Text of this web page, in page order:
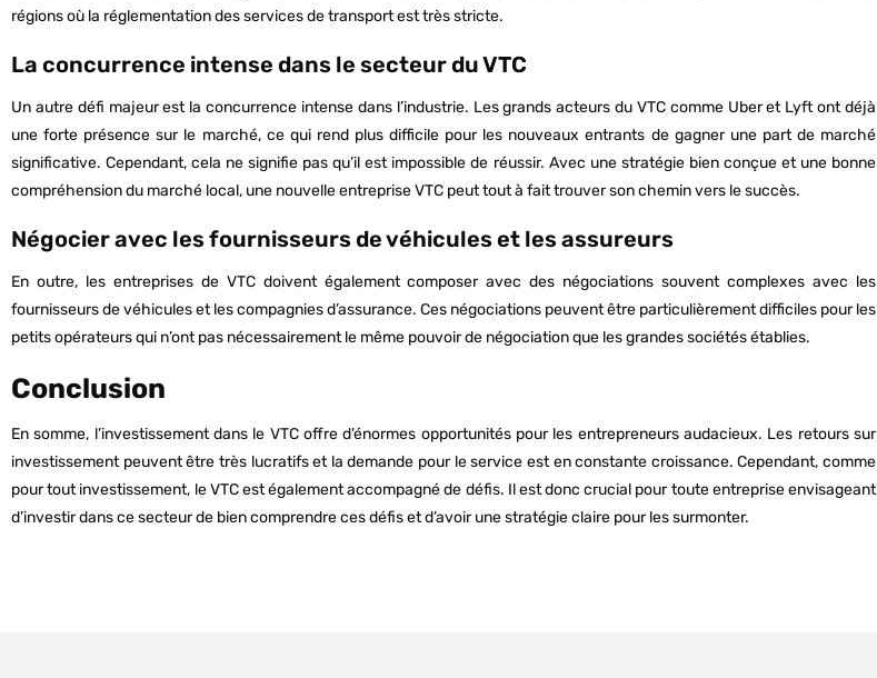
régions où la réglementation des services de transport est très stricte.
La concurrence intense dans le secteur du VTC
Un autre défi majeur est la concurrence intense dans l’industrie. Les grands acteurs du VTC comme Uber et Lyft ont déjà
une forte présence sur le marché, ce qui rend plus difficile pour les nouveaux entrants de gagner une part de marché
significative. Cependant, cela ne signifie pas qu’il est impossible de réussir. Avec une stratégie bien conçue et une bonne
compréhension du marché local, une nouvelle entreprise VTC peut tout à fait trouver son chemin vers le succès.
Négocier avec les fournisseurs de véhicules et les assureurs
En outre, les entreprises de VTC doivent également composer avec des négociations souvent complexes avec les
fournisseurs de véhicules et les compagnies d’assurance. Ces négociations peuvent être particulièrement difficiles pour les
petits opérateurs qui n’ont pas nécessairement le même pouvoir de négociation que les grandes sociétés établies.
Conclusion
En somme, l’investissement dans le VTC offre d’énormes opportunités pour les entrepreneurs audacieux. Les retours sur
investissement peuvent être très lucratifs et la demande pour le service est en constante croissance. Cependant, comme
pour tout investissement, le VTC est également accompagné de défis. Il est donc crucial pour toute entreprise envisageant
d’investir dans ce secteur de bien comprendre ces défis et d’avoir une stratégie claire pour les surmonter.